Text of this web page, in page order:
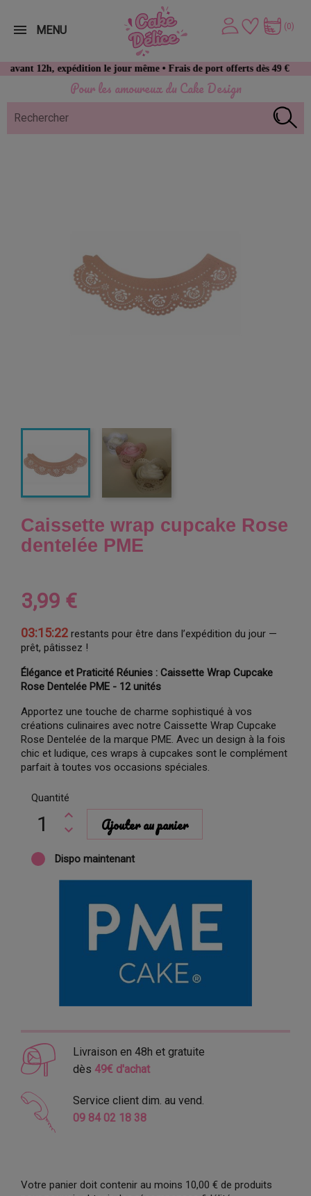
Pour les amoureux du Cake Design
12h, expédition le jour même • Frais de port offerts dès 49 € d’achat
(0)
MENU
Caissette wrap cupcake Rose
dentelée PME
3,99 €
03:15:21 restants pour être dans l’expédition du jour —
prêt, pâtissez !
Élégance et Praticité Réunies : Caissette Wrap Cupcake
Rose Dentelée PME - 12 unités
Apportez une touche de charme sophistiqué à vos
créations culinaires avec notre Caissette Wrap Cupcake
Rose Dentelée de la marque PME. Avec un design à la fois
chic et ludique, ces wraps à cupcakes sont le complément
parfait à toutes vos occasions spéciales.
Quantité
Ajouter au panier
Dispo maintenant
Livraison en 48h et gratuite
dès 49€ d'achat
Service client dim. au vend.
09 84 02 18 38
Votre panier doit contenir au moins 10,00 € de produits